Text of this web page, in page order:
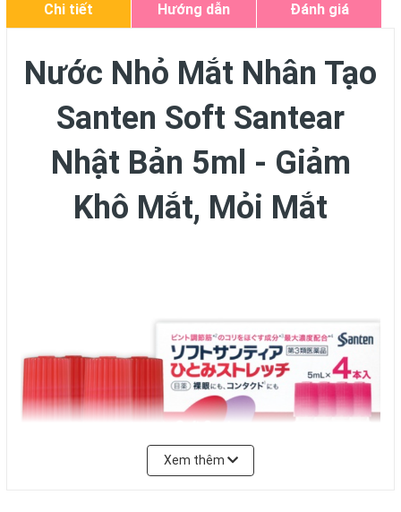
Chi tiết Hướng dẫn Đánh giá
Nước Nhỏ Mắt Nhân Tạo
Santen Soft Santear
Nhật Bản 5ml - Giảm
Khô Mắt, Mỏi Mắt
Xem thêm